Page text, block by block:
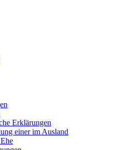
Erklärungen
einer im Ausland